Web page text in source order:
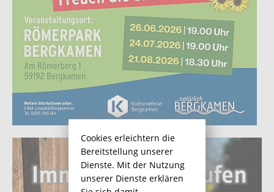
Cookies erleichtern die
Bereitstellung unserer
Dienste. Mit der Nutzung
unserer Dienste erklären